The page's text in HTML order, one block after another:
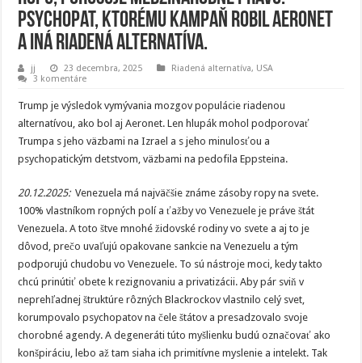
Psychopat, ktorému kampaň robil Aeronet
a iná riadená alternatíva.
jj 23 decembra, 2025 Riadená alternatíva, USA
3 komentáre
Trump je výsledok vymývania mozgov populácie riadenou
alternatívou, ako bol aj Aeronet. Len hlupák mohol podporovať
Trumpa s jeho väzbami na Izrael a s jeho minulosťou a
psychopatickým detstvom, väzbami na pedofila Eppsteina.
20.12.2025:Venezuela má najväčšie známe zásoby ropy na svete.
100% vlastníkom ropných polí a ťažby vo Venezuele je práve štát
Venezuela. A toto štve mnohé židovské rodiny vo svete a aj to je
dôvod, prečo uvaľujú opakovane sankcie na Venezuelu a tým
podporujú chudobu vo Venezuele. To sú nástroje moci, kedy takto
chcú prinútiť obete k rezignovaniu a privatizácii. Aby pár sviň v
neprehľadnej štruktúre rôzných Blackrockov vlastnilo celý svet,
korumpovalo psychopatov na čele štátov a presadzovalo svoje
chorobné agendy. A degeneráti túto myšlienku budú označovať ako
konšpiráciu, lebo až tam siaha ich primitívne myslenie a intelekt. Tak